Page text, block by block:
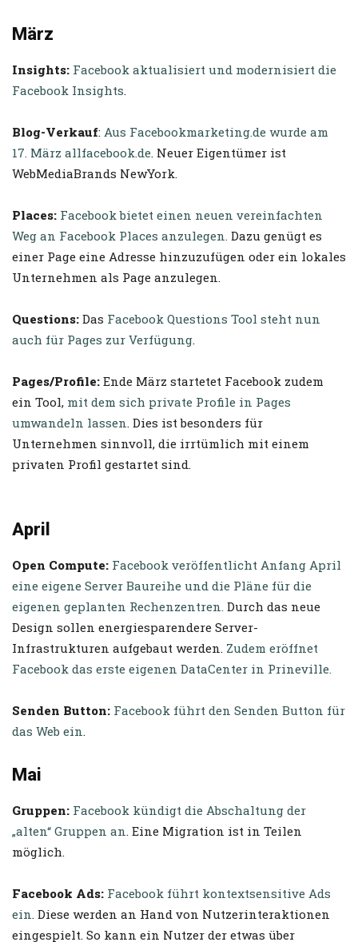
März
Insights: Facebook aktualisiert und modernisiert die
Facebook Insights.
Blog-Verkauf: Aus Facebookmarketing.de wurde am
17. März allfacebook.de. Neuer Eigentümer ist
WebMediaBrands NewYork.
Places: Facebook bietet einen neuen vereinfachten
Weg an Facebook Places anzulegen. Dazu genügt es
einer Page eine Adresse hinzuzufügen oder ein lokales
Unternehmen als Page anzulegen.
Questions: Das Facebook Questions Tool steht nun
auch für Pages zur Verfügung.
Pages/Profile: Ende März startetet Facebook zudem
ein Tool, mit dem sich private Profile in Pages
umwandeln lassen. Dies ist besonders für
Unternehmen sinnvoll, die irrtümlich mit einem
privaten Profil gestartet sind.
April
Open Compute: Facebook veröffentlicht Anfang April
eine eigene Server Baureihe und die Pläne für die
eigenen geplanten Rechenzentren. Durch das neue
Design sollen energiesparendere Server-
Infrastrukturen aufgebaut werden. Zudem eröffnet
Facebook das erste eigenen DataCenter in Prineville.
Senden Button: Facebook führt den Senden Button für
das Web ein.
Mai
Gruppen: Facebook kündigt die Abschaltung der
„alten“ Gruppen an. Eine Migration ist in Teilen
möglich.
Facebook Ads: Facebook führt kontextsensitive Ads
ein. Diese werden an Hand von Nutzerinteraktionen
eingespielt. So kann ein Nutzer der etwas über